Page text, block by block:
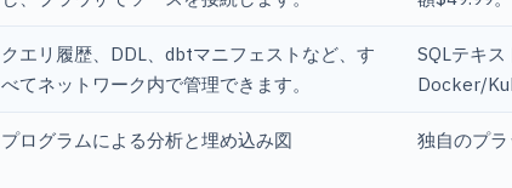
クエリ履歴、DDL、dbtマニフェストなど、す
べてネットワーク内で管理できます。
SQLテキ
Docker/
プログラムによる分析と埋め込み図 独自のプ